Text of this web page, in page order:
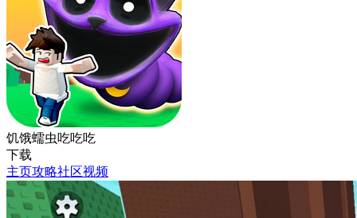
饥饿蠕虫吃吃吃
下载
主页攻略社区视频